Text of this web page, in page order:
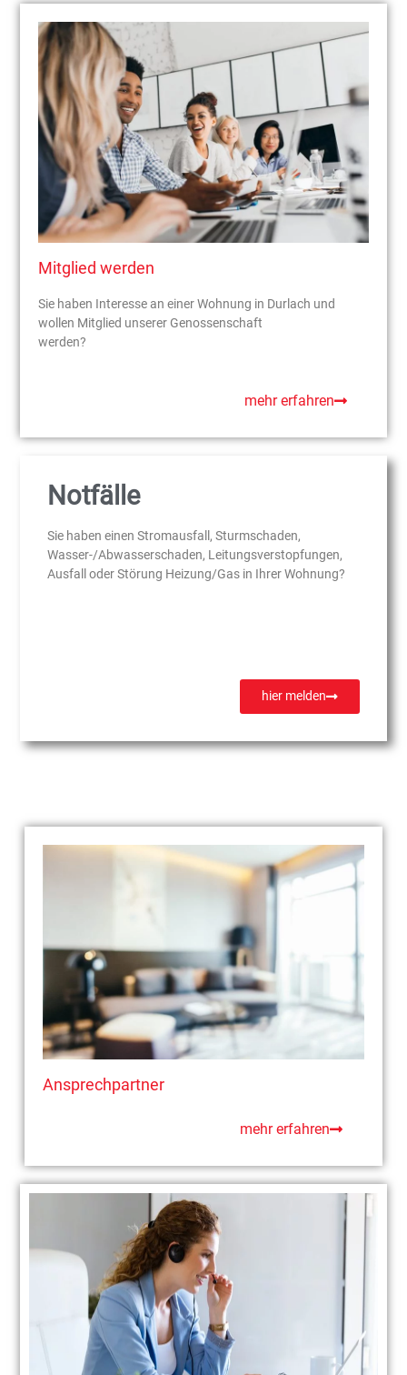
Mitglied werden
Sie haben Interesse an einer Wohnung in Durlach und
wollen Mitglied unserer Genossenschaft
werden?
mehr erfahren
Notfälle
Sie haben einen Stromausfall, Sturmschaden,
Wasser-/Abwasserschaden, Leitungsverstopfungen,
Ausfall oder Störung Heizung/Gas in Ihrer Wohnung?
hier melden
Ansprechpartner
mehr erfahren